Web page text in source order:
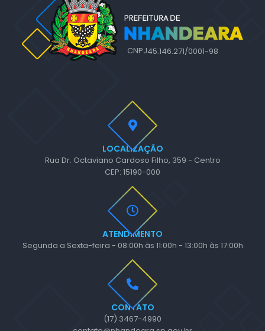
LOCALIZAÇÃO
Rua Dr. Octaviano Cardoso Filho, 359 - Centro
CEP: 15190-000
CONTATO
(17) 3467-4990
ATENDIMENTO
Segunda a Sexta-feira - 08:00h às 11:00h - 13:00h às 17:00h
CNPJ45.146.271/0001-98